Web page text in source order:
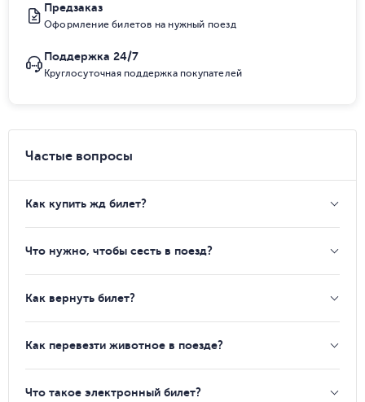
Предзаказ
Оформление билетов на нужный поезд
Поддержка 24/7
Круглосуточная поддержка покупателей
Частые вопросы
Как купить жд билет?
Что нужно, чтобы сесть в поезд?
Как вернуть билет?
Как перевезти животное в поезде?
Что такое электронный билет?